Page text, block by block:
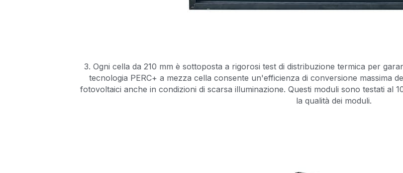
3. Ogni cella da 210 mm è sottoposta a rigorosi test di distribuzione termica per
tecnologia PERC+ a mezza cella consente un'efficienza di conversione massima
fotovoltaici anche in condizioni di scarsa illuminazione. Questi moduli sono testati al
la qualità dei moduli.